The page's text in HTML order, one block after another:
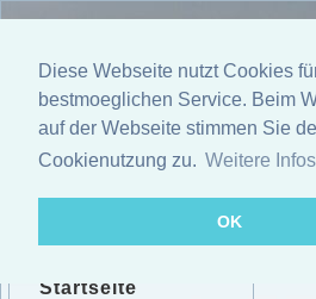
Diese Webseite nutzt Cookies
bestmoeglichen Service. Beim
auf der Webseite stimmen Sie
Cookienutzung zu. Weitere Infos
OK
Startseite